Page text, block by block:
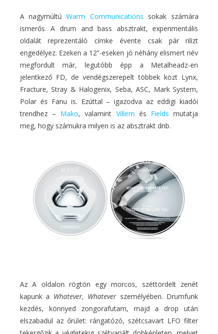
A nagymúltúWarm Communications sokak számára
ismerős. A drum and bass absztrakt, experimentális
oldalát reprezentáló címke évente csak pár rilízt
engedélyez. Ezeken a 12”-eseken jó néhány elismert név
megfordult már, legutóbb épp a Metalheadz-en
jelentkező FD, de vendégszerepelt többek közt Lynx,
Fracture, Stray & Halogenix, Seba, ASC, Mark System,
Polar és Fanu is. Ezúttal – igazodva az eddigi kiadói
trendhez – Mako, valamint Villem és Fields mutatja
meg, hogy számukra milyen is az absztrakt dnb.
Az A oldalon rögtön egy morcos, széttördelt zenét
kapunk a Whatever, Whateverszemélyében. Drumfunk
kezdés, könnyed zongorafutam, majd a drop után
elszabadul az őrület: rángatózó, szétcsavart LFO filter